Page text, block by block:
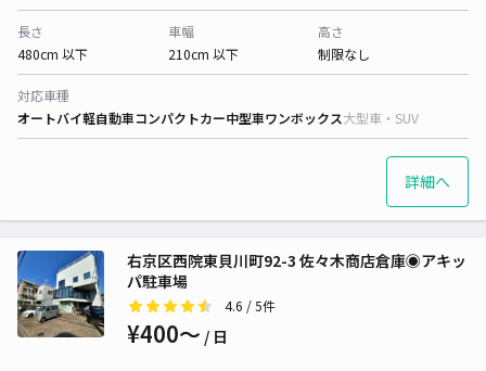
長さ
480cm 以下
車幅
210cm 以下
高さ
制限なし
対応車種
オートバイ軽自動車コンパクトカー中型車ワンボックス大型車・SUV
詳細へ
右京区西院東貝川町92-3 佐々木商店倉庫◉アキッ
パ駐車場
4.6 / 5件
¥400〜 / 日